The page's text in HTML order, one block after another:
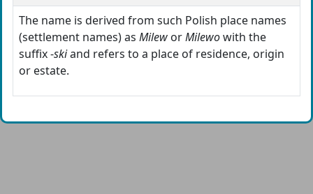
The name is derived from such Polish place names
(settlement names) as Milew orMilewowith the
suffix -skiand refers to a place of residence, origin
or estate.